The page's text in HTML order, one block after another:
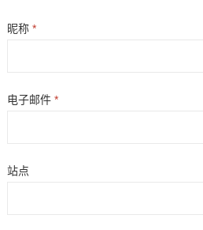
昵称 *
电子邮件 *
站点